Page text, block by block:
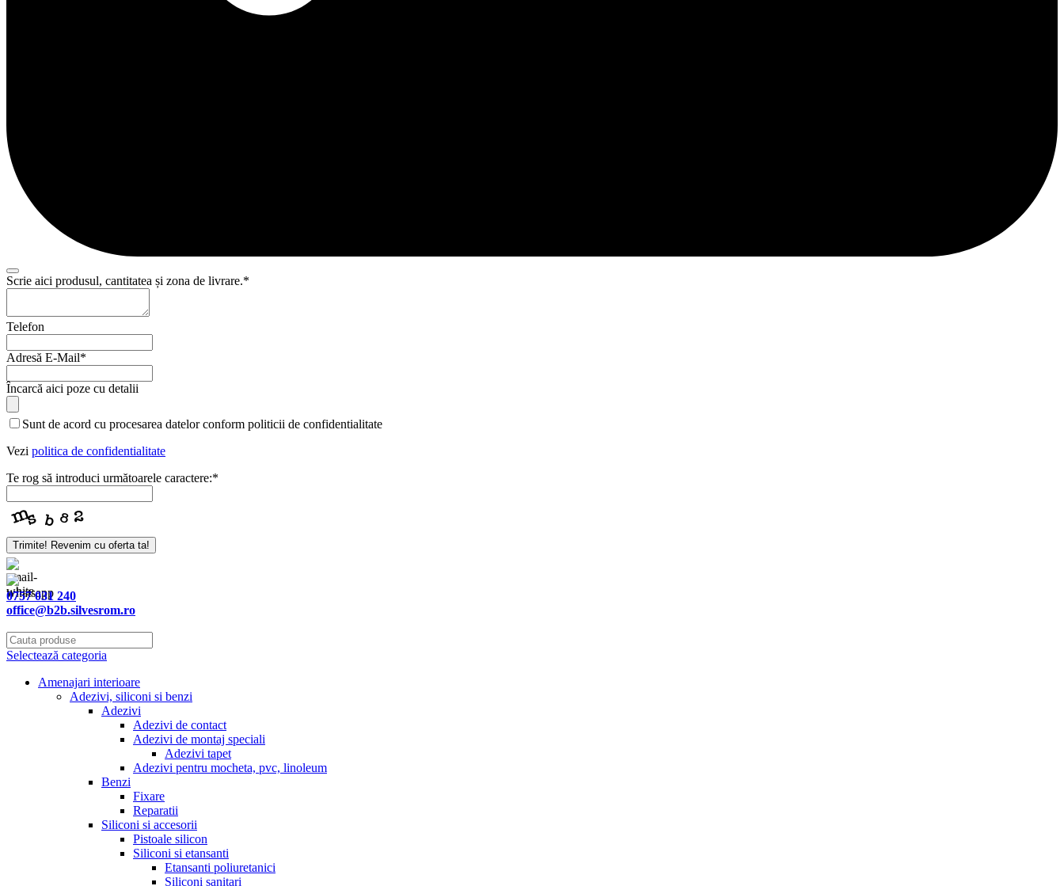
Scrie aici produsul, cantitatea și zona de livrare.*
Business
Telefon
Adresă E-Mail*
Încarcă aici poze cu detalii
Sunt de acord cu procesarea datelor conform politicii de confidentialitate
Vezi politica de confidentialitate
Te rog să introduci următoarele caractere:*
Trimite! Revenim cu oferta ta!
0757 031 240
office@b2b.silvesrom.ro
Selectează categoria
Amenajari interioare
Adezivi, siliconi si benzi
Adezivi
Adezivi de contact
Adezivi de montaj speciali
Adezivi tapet
Adezivi pentru mocheta, pvc, linoleum
Benzi
Fixare
Reparatii
Siliconi si accesorii
Pistoale silicon
Siliconi si etansanti
Etansanti poliuretanici
Siliconi sanitari